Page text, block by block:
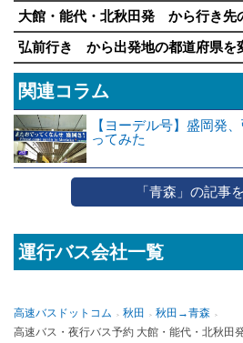
大館・能代・北秋田発 から行き先
弘前行き から出発地の都道府県を
関連コラム
【ヨーデル号】盛岡発
ってみた
「青森」の記事
運行バス会社一覧
高速バスドットコム 秋田
秋田→青森
高速バス・夜行バス予約 大館・能代・北秋田